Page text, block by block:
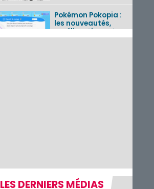
Pokémon Pokopia :
les nouveautés,
améliorations et
corrections de la
morceaux de Mario
LES DERNIERS MÉDIAS